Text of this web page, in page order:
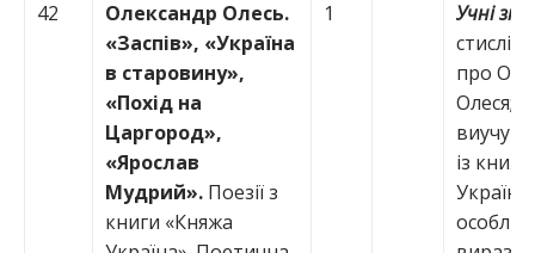
42 Олександр Олесь.
«Заспів», «Україна
в старовину»,
«Похід на
Царгород»,
«Ярослав
Мудрий». Поезії з
книги «Княжа
1
Учні
стислі
про
Олеся;
із